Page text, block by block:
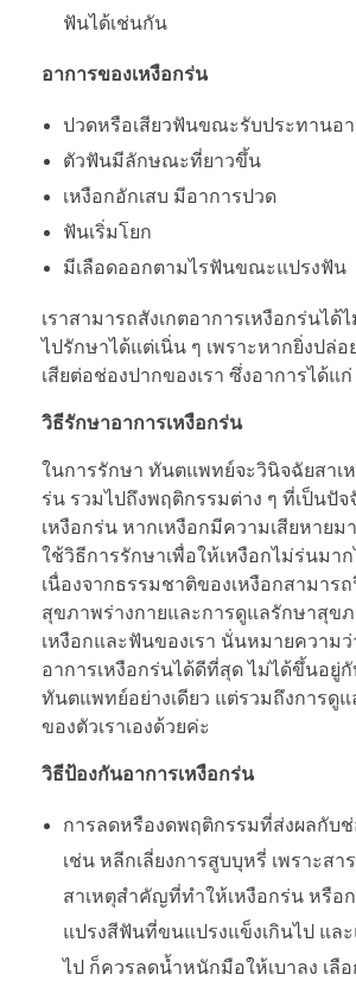
ฟันได้เช่นกัน
อาการของเหงือกร่น
ปวดหรือเสียวฟันขณะรับประทานอ
ตัวฟันมีลักษณะที่ยาวขึ้น
เหงือกอักเสบ มีอาการปวด
ฟันเริ่มโยก
มีเลือดออกตามไรฟันขณะแปรงฟัน
เราสามารถสังเกตอาการเหงือกร่นได้
ไปรักษาได้แต่เนิ่น ๆ เพราะหากยิ่งปล่อ
เสียต่อช่องปากของเรา ซึ่งอาการได้แก่
วิธีรักษาอาการเหงือกร่น
ในการรักษา ทันตแพทย์จะวินิจฉัยสาเ
ร่น รวมไปถึงพฤติกรรมต่าง ๆ ที่เป็นปัจ
เหงือกร่น หากเหงือกมีความเสียหาย
ใช้วิธีการรักษาเพื่อให้เหงือกไม่ร่นมาก
เนื่องจากธรรมชาติของเหงือกสามาร
สุขภาพร่างกายและการดูแลรักษาสุข
เหงือกและฟันของเรา นั่นหมายความ
อาการเหงือกร่นได้ดีที่สุด ไม่ได้ขึ้นอยู่
ทันตแพทย์อย่างเดียว แต่รวมถึงการดูแ
ของตัวเราเองด้วยค่ะ
วิธีป้องกันอาการเหงือกร่น
การลดหรืองดพฤติกรรมที่ส่งผลกับช่
เช่น หลีกเลี่ยงการสูบบุหรี่ เพราะสา
สาเหตุสำคัญที่ทำให้เหงือกร่น หรือ
แปรงสีฟันที่ขนแปรงแข็งเกินไป แล
ไป ก็ควรลดน้ำหนักมือให้เบาลง เลื